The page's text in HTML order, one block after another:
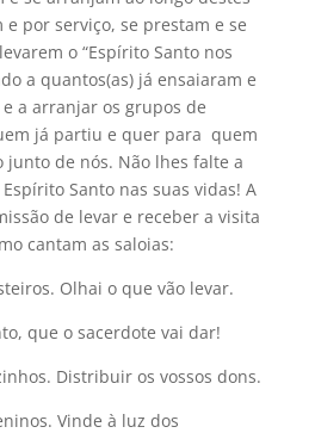
por serviço, se prestam e se
o “Espírito Santo nos
a quantos(as) já ensaiaram e
a arranjar os grupos de
já partiu e quer para quem
junto de nós. Não lhes falte a
Santo nas suas vidas! A
de levar e receber a visita
cantam as saloias:
Olhai o que vão levar.
que o sacerdote vai dar!
Distribuir os vossos dons.
Vinde à luz dos